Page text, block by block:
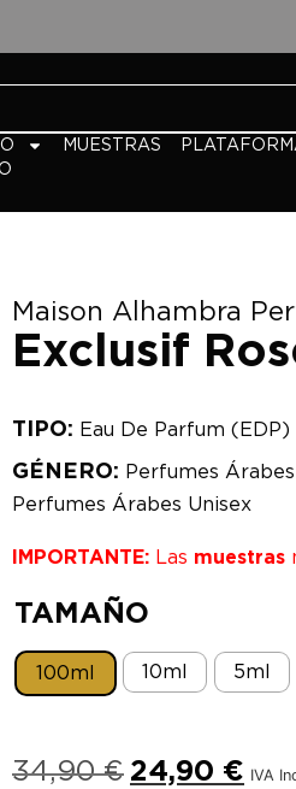
MUESTRAS
Maison Alhambra
Exclusif
TIPO: Eau De Parfum (EDP)
GÉNERO: Perfumes
Perfumes Árabes Unisex
IMPORTANTE: Las muestras
TAMAÑO
100ml 10ml 5ml
34,90€ 24,90 € IVA